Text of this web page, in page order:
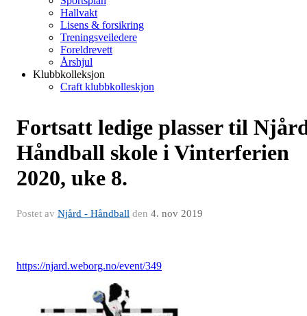
Hallvakt
Lisens & forsikring
Treningsveiledere
Foreldrevett
Årshjul
Klubbkolleksjon
Craft klubbkolleskjon
Fortsatt ledige plasser til
Håndball skole i Vinterferien
2020, uke 8.
Postet av Njård - Håndball den 4. nov 2019
https://njard.weborg.no/event/349